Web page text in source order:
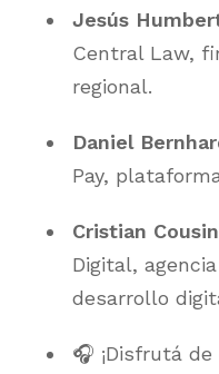
Jesús
Central Law,
regional.
Daniel
Pay,
Cristian
Digital,
desarrollo
🎧 ¡Disfrutá